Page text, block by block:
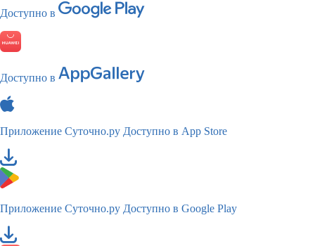
Доступно в
Доступно в
Приложение Суточно.ру Доступно в App Store
Приложение Суточно.ру Доступно в Google Play